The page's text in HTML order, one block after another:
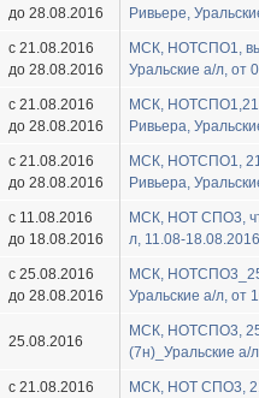
до 28.08.2016
Ривьере,
с 21.08.2016
до 28.08.2016
МСК, HOTСПО1,
Уральские а/л, от
с 21.08.2016
до 28.08.2016
МСК,
Ривьера,
с 21.08.2016
до 28.08.2016
МСК, HOTСПО1,
Ривьера,
с 11.08.2016
до 18.08.2016
МСК, HOT СПО3,
л, 11.08-
с 25.08.2016
до 28.08.2016
МСК,
Уральские а/л, от
25.08.2016
МСК, HOTСПО3,
(7н)_Уральские а/
с 21.08.2016
МСК, HOT СПО3,